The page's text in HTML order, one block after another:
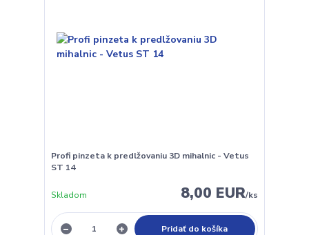
Profi pinzeta k predlžovaniu 3D mihalnic - Vetus
ST 14
8,00 EUR/ks
Skladom
Pridať do košíka